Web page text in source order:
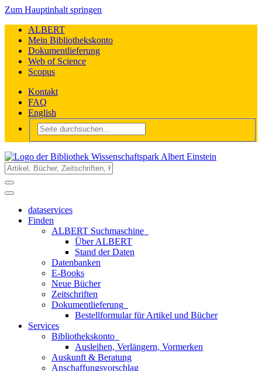
Zum Hauptinhalt springen
ALBERT
Mein Bibliothekskonto
Dokumentlieferung
Web of Science
Scopus
Kontakt
FAQ
English
dataservices
Finden
ALBERT Suchmaschine
Über ALBERT
Stand der Daten
Datenbanken
E-Books
Neue Bücher
Zeitschriften
Dokumentlieferung
Bestellformular für Artikel und Bücher
Services
Bibliothekskonto
Ausleihen, Verlängern, Vormerken
Auskunft & Beratung
Anschaffungsvorschlag